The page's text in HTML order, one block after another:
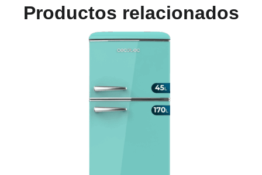
Productos relacionados